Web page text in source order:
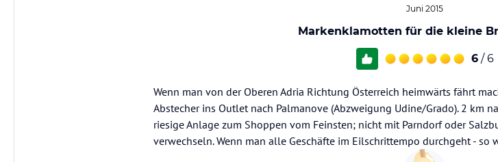
Juni 2015
Markenklamotten für die kleine
6 / 6
Wenn man von der Oberen Adria Richtung Österreich heimwärts fährt
Abstecher ins Outlet nach Palmanove (Abzweigung Udine/Grado). 2 km
riesige Anlage zum Shoppen vom Feinsten; nicht mit Parndorf oder
verwechseln. Wenn man alle Geschäfte im Eilschrittempo durchgeht - so